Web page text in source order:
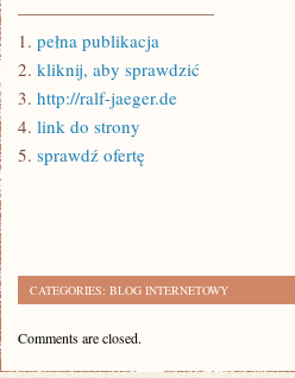
———————————
1. pełna publikacja
2. kliknij, aby sprawdzić
3. http://ralf-jaeger.de
4. link do strony
5. sprawdź ofertę
CATEGORIES: BLOG INTERNETOWY
Comments are closed.